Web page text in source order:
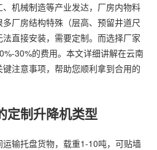
机械制造等产业发达，厂房内物料
厂房结构特殊（层高、预留井道尺
法直接安装，需要定制。而选择厂家
30%的费用。本文详细讲解在云南
注意事项，帮助您顺利拿到合用的
定制升降机类型
运输托盘货物，载重1-10吨，可贴墙